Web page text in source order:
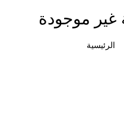
موجودة
الرئيسية